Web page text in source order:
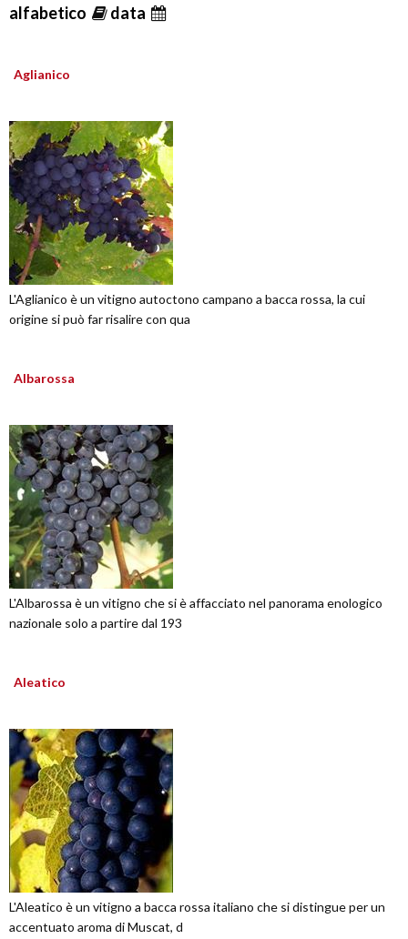
alfabetico
data
Aglianico
L'Aglianico è un vitigno autoctono campano a bacca rossa, la cui
origine si può far risalire con qua
Albarossa
L'Albarossa è un vitigno che si è affacciato nel panorama enologico
nazionale solo a partire dal 193
Aleatico
L'Aleatico è un vitigno a bacca rossa italiano che si distingue per un
accentuato aroma di Muscat, d